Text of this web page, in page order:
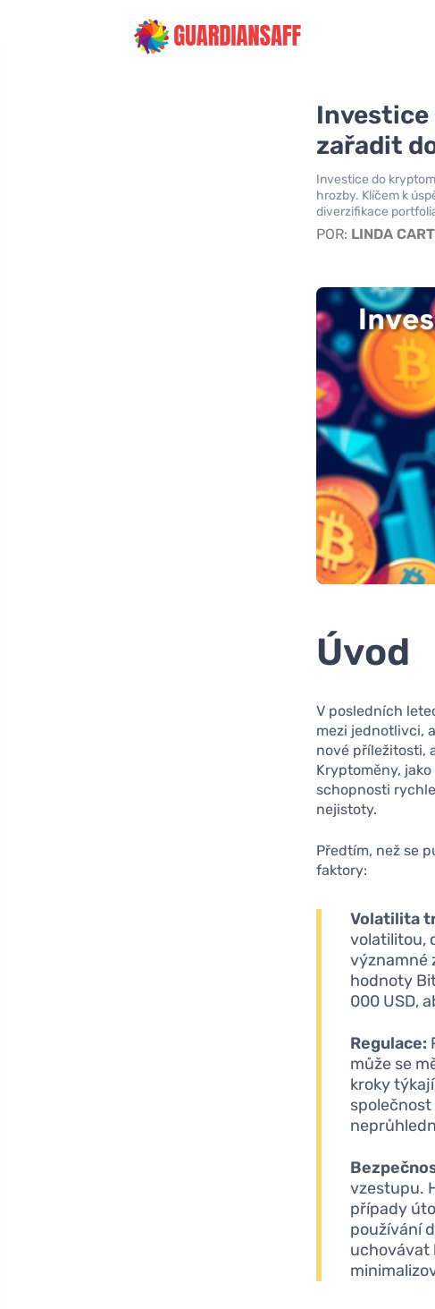
Investice
zařadit
Investice do
hrozby. Klíčem k
diverzifikace
POR: LINDA
Úvod
V posledních
mezi jednotlivci,
nové příležitosti,
Kryptoměny,
schopnosti
nejistoty.
Předtím, než se
faktory:
Volatilita
volatilitou,
významné
hodnoty
000 USD,
Regulace:
může se
kroky
vzestupu.
případy
používání
uchovávat